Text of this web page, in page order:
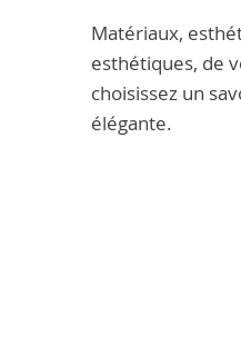
Matériaux,
esthétiques, de
choisissez un
élégante.